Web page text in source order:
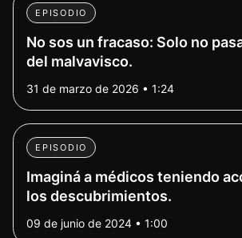
EPISODIO
No sos un fracaso: Solo no
del malvavisco.
31 de marzo de 2026 • 1:24
EPISODIO
Imaginá a médicos teniendo
los descubrimientos.
09 de junio de 2024 • 1:00